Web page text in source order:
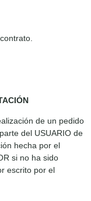
de un pedido
del USUARIO de
hecha por el
si no ha sido
escrito por el